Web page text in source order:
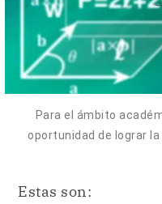
Para el ámbito
oportunidad de lograr
Estas son: